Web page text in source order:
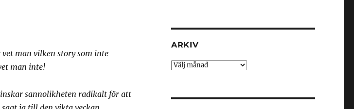
vet man vilken story som inte
man inte!
sannolikheten radikalt för att
ARKIV
Arkiv